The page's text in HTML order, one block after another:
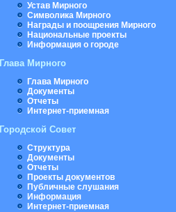
Устав Мирного
Символика Мирного
Награды и поощрения Мирного
Национальные проекты
Информация о городе
Глава Мирного
Глава Мирного
Документы
Отчеты
Интернет-приемная
Городской Совет
Структура
Документы
Отчеты
Проекты документов
Публичные слушания
Информация
Интернет-приемная